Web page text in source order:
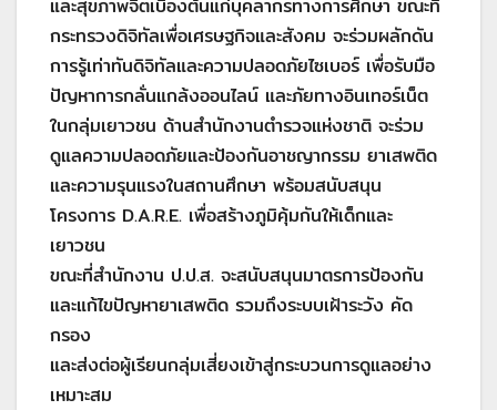
และสุขภาพจิตเบื้องต้นแก่บุคลากรทางการศึกษา ขณะที่
กระทรวงดิจิทัลเพื่อเศรษฐกิจและสังคม จะร่วมผลักดัน
การรู้เท่าทันดิจิทัลและความปลอดภัยไซเบอร์ เพื่อรับมือ
ปัญหาการกลั่นแกล้งออนไลน์ และภัยทางอินเทอร์เน็ต
ในกลุ่มเยาวชน ด้านสำนักงานตำรวจแห่งชาติ จะร่วม
ดูแลความปลอดภัยและป้องกันอาชญากรรม ยาเสพติด
และความรุนแรงในสถานศึกษา พร้อมสนับสนุน
โครงการ D.A.R.E. เพื่อสร้างภูมิคุ้มกันให้เด็กและ
เยาวชน
ขณะที่สำนักงาน ป.ป.ส. จะสนับสนุนมาตรการป้องกัน
และแก้ไขปัญหายาเสพติด รวมถึงระบบเฝ้าระวัง คัด
กรอง
และส่งต่อผู้เรียนกลุ่มเสี่ยงเข้าสู่กระบวนการดูแลอย่าง
เหมาะสม